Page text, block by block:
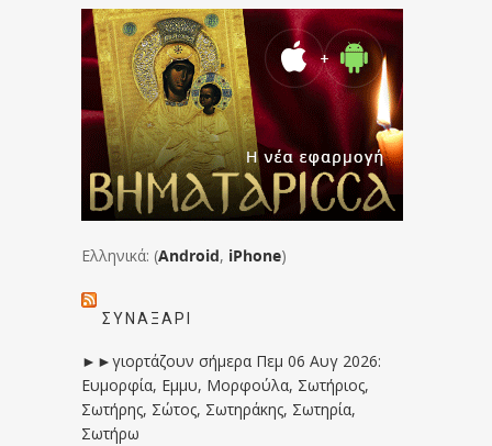
Ελληνικά: (Android, iPhone)
ΣΥΝΑΞΆΡΙ
►►γιορτάζουν σήμερα Πεμ 06 Αυγ 2026:
Ευμορφία, Εμμυ, Μορφούλα, Σωτήριος,
Σωτήρης, Σώτος, Σωτηράκης, Σωτηρία,
Σωτήρω